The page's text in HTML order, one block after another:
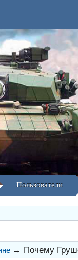
Пользователи
→ Почему